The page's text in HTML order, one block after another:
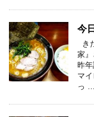
今
き
家
昨
マ
っ …